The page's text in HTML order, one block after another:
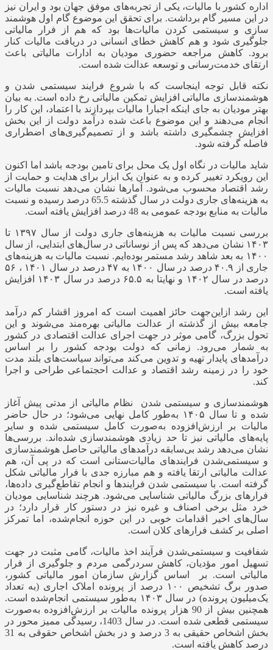
اداره کشور با مالیات، یکی از تجربه‌های موفق جهان بود و ایران نیز
در این مسیر گام برداشت. برای تحقق این موضوع گام اول هوشمند
سازی و سیستمی کردن مالیات‌‎ها بود که هم از فرار مالیاتی
جلوگیری شود و هم کاهش خطای انسانی در دریافت مالیات کنار
برود. کاهش مراجعه حضوری مودیان به ادارات مالیاتی باعث
ارتقای خدمت‌رسانی و توسعه عدالت شده است.
نکته قابل توجه اینجاست که با شروع فرایند سیستمی شدن و
هوشمندسازی مالیاتی افزایش تمکین مالیاتی رخ داده است. به بیان
بهتر مودیان به جای اینکه اجبارا مالیات بپردازند با اعتماد، این کار را
انجام می‌دهند و این موضوع باعث شده درآمد دولت از این بخش
افزایش چشمگیری داشته باشد و از تصمیم‌گیری‌های اضطراری
فاصله گرفته شود.
شاید مالیات در نگاه اول یک محل برای تامین بودجه باشد اما اکنون
این رویکرد تغییر کرده و به عنوان یک ابزار برای هدایت و حمایت از
رشد اقتصاد محسوب می‌شود. آمارها نشان می‌دهد نسبت مالیات
به هزینه‌های جاری دولت در سال گذشته 65.5 درصد رسیده و نسبت
مالیات به منابع بودجه عمومی به 48 درصد افزایش یافته است.
بررسی نسبت مالیات به هزینه‌های جاری دولت از سال ۱۳۹۷ تا
۱۴۰۳ نشان می‌دهد که پس از نوساناتی در سال‌های ابتدایی، از سال
۱۴۰۰ به بعد شاهد رشد مستمر بوده‌ایم. نسبت مالیات به هزینه‌های
جاری از ۴۰.۹ درصد در سال ۱۴۰۰ به ۴۷ درصد در سال ۱۴۰۱ ، ۵۶
درصد در سال ۱۴۰۲ و نهایتا به ۶۵.۵ درصد در سال ۱۴۰۳ افزایش
یافته است.
این رشد ازاین‌جهت حائز اهمیت است که امروز اقشار کم درآمد
جامعه بیش از گذشته از عدالت مالیاتی بهره‌مند می‌شوند و این
تحول بزرگ، گامی موثر در جهت اجرای عدالت اقتصادی در کشور
به شمار می‌رود. زمانی که دولت بودجه کشور را بر اساس
درآمدهای پایدار تهیه و تدوین می‌کند می‌تواند سیاست‌های بلند مدت
خود را در زمینه رشد اقتصاد و عدالت احجتماعی طراحی و اجرا
کند.
هوشمندسازی و سیستمی شدن نظام مالیاتی از مدتی پیش آغاز
شده و تا سال ۱۴۰۵ به‌طور کامل نهایی می‌شود؛ در حال حاضر
مالیات بر ارزش‌افزوده به‌صورت کامل سیستمی شده و سایر
پایه‌های مالیاتی نیز تا حد زیادی هوشمندسازی شده‌اند. بررسی‌ها
نشان می‌دهد رشد بی‌سابقه درآمدهای مالیاتی حاصل هوشمندسازی
و سیستمی‌شدن فرایندهای مالیات‌ستانی است که در پی آن، هم
عدالت مالیاتی ارتقا یافته و هم مبارزه جدی با فرار مالیاتی شکل
گرفته است. با سیستمی شدن فرایندها و انجام تقاطع‌گیری داده‌ها،
فرارهای بزرگ مالیاتی شناسایی می‌شود. هرچند شناسایی مودیان
خرد مثل برخی اصناف و غیره نیز در دستور کار قرار دارد؛ در
سال‌های اخیر اقدامات خوبی در این حوزه انجام‌شده، اما تمرکز
اصلی بر کشف فرارهای کلان است.
شفافیت و سیستمی‌شدن فرآیند اخذ مالیات، گامی مثبت در جهت
تسهیل امور مؤدیان، کاهش سردرگمی مردم و جلوگیری از فرار
مالیاتی است. بر اساس گزارش سازمان امور مالیاتی کشور،
صدور برگ تشخیص ۱۰۰ درصد از پرونده املاک اجاری (به تعداد
یک‌میلیون پرونده) در سال ۱۴۰۳ به‌طور سیستمی انجام‌شده است.
همچنین بیش از 90 هزار پرونده‌ مالیات بر ارزش‌افزوده به‌صورت
سیستمی قطعی شده است. در سال 1403، رسیدگی ممیز محور در
بخش اشخاص حقیقی به 3 درصد و در بخش اشخاص حقوقی به 31
درصد کاهش یافته است.